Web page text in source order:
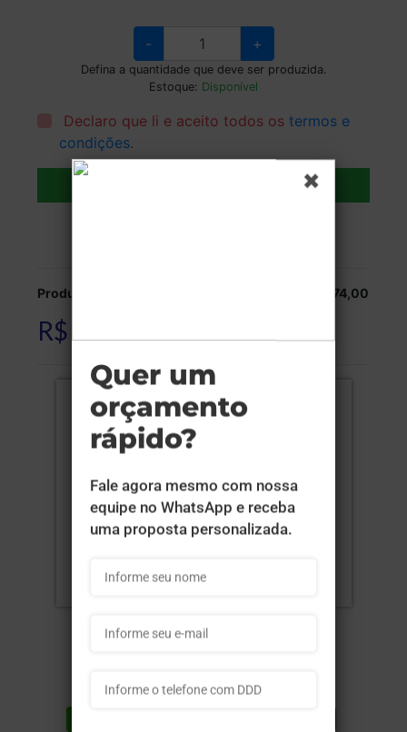
- +
Defina a quantidade que deve ser produzida.
Estoque: Disponível
Declaro que li e aceito todos ostermos e
condições.
Produção: R$ 374,00
R$ 374,00